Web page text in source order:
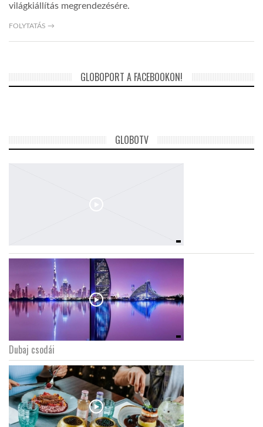
LATIMO.HU
világkiállítás megrendezésére.
FOLYTATÁS →
GLOBOPORT A FACEBOOKON!
GLOBOTV
Dubaj csodái